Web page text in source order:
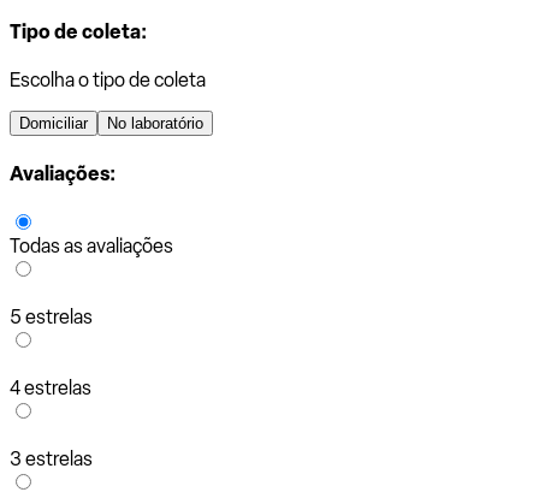
Tipo de coleta:
Escolha o tipo de coleta
Domiciliar No laboratório
Avaliações:
Todas as avaliações
5 estrelas
4 estrelas
3 estrelas